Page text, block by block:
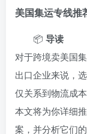
美国集运专线推
📦 导读
对于跨境卖美国
出口企业来说，
仅关系到物流成
本文将为你详细
案，并分析它们